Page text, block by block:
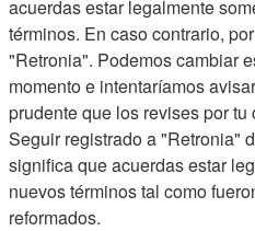
acuerdas estar legalmente
términos. En caso contrario,
"Retronia". Podemos cambiar
momento e intentaríamos
prudente que los revises por
Seguir registrado a "Retronia"
significa que acuerdas estar
nuevos términos tal como
reformados.